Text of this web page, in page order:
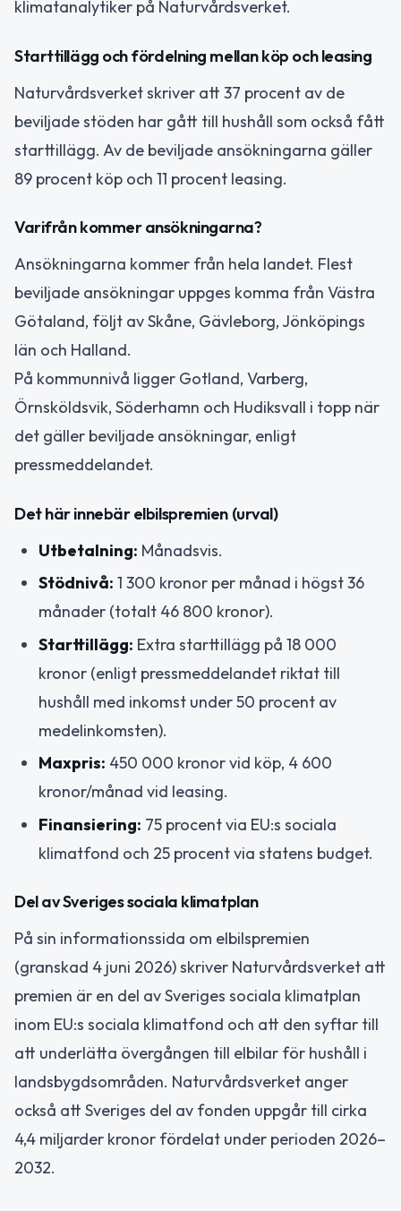
klimatanalytiker på Naturvårdsverket.
Starttillägg och fördelning mellan köp och leasing
Naturvårdsverket skriver att 37 procent av de
beviljade stöden har gått till hushåll som också fått
starttillägg. Av de beviljade ansökningarna gäller
89 procent köp och 11 procent leasing.
Varifrån kommer ansökningarna?
Ansökningarna kommer från hela landet. Flest
beviljade ansökningar uppges komma från Västra
Götaland, följt av Skåne, Gävleborg, Jönköpings
län och Halland.
På kommunnivå ligger Gotland, Varberg,
Örnsköldsvik, Söderhamn och Hudiksvall i topp när
det gäller beviljade ansökningar, enligt
pressmeddelandet.
Det här innebär elbilspremien (urval)
Utbetalning: Månadsvis.
Stödnivå: 1 300 kronor per månad i högst 36
månader (totalt 46 800 kronor).
Starttillägg: Extra starttillägg på 18 000
kronor (enligt pressmeddelandet riktat till
hushåll med inkomst under 50 procent av
medelinkomsten).
Maxpris: 450 000 kronor vid köp, 4 600
kronor/månad vid leasing.
Finansiering: 75 procent via EU:s sociala
klimatfond och 25 procent via statens budget.
Del av Sveriges sociala klimatplan
På sin informationssida om elbilspremien
(granskad 4 juni 2026) skriver Naturvårdsverket att
premien är en del av Sveriges sociala klimatplan
inom EU:s sociala klimatfond och att den syftar till
att underlätta övergången till elbilar för hushåll i
landsbygdsområden. Naturvårdsverket anger
också att Sveriges del av fonden uppgår till cirka
4,4 miljarder kronor fördelat under perioden 2026–
2032.